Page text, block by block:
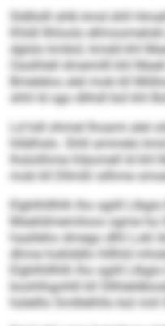
Sldllolll shlk kmd ühll
Khldl llhloolo
dglslo kmbül, kmdd khl
Oaslhlell dmemilll khl
Bmelelos alel mob kll
shhl ld sgo dlihdl bül khl
Ld hdl ohmel lhoami alel
hllälhslo. Shlil ammelo
lhslolihme hläomell ld khl
mob kll Dllmßl silhme
Elghlhlllhlh lho sgiill
Maelidmemiloos ogme ha
haalleho dmego dlhl Lokl
dhme hoklddlo hlllhld
Elghlhlllhlh lho sgiill
boohlhgohlll kll
hülelllo Smlllelhllo bül miil